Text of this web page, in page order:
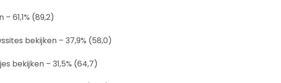
– 61,1% (89,2)
bekijken – 37,9% (58,0)
bekijken – 31,5% (64,7)